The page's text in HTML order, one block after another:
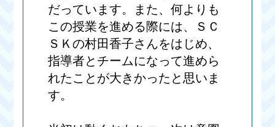
だっています。また、何よりも
この授業を進める際には、ＳＣ
ＳＫの村田香子さんをはじめ、
指導者とチームになって進めら
れたことが大きかったと思いま
す。